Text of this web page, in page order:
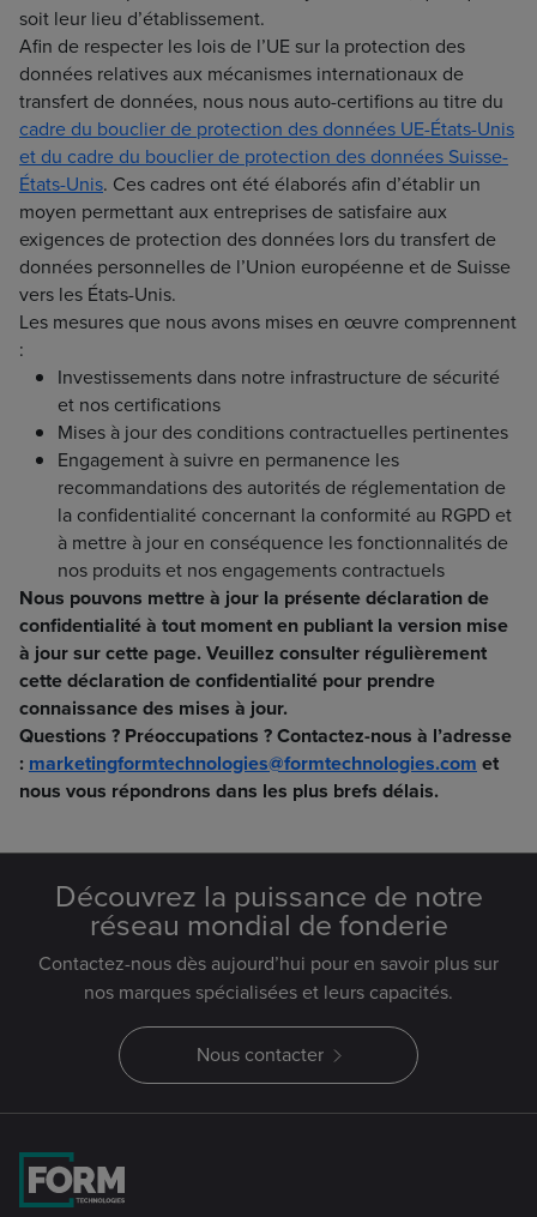
soit leur lieu d’établissement.
Afin de respecter les lois de l’UE sur la protection des
données relatives aux mécanismes internationaux de
transfert de données, nous nous auto-certifions au titre du
cadre du bouclier de protection des données UE-États-Unis
et du cadre du bouclier de protection des données Suisse-
États-Unis. Ces cadres ont été élaborés afin d’établir un
moyen permettant aux entreprises de satisfaire aux
exigences de protection des données lors du transfert de
données personnelles de l’Union européenne et de Suisse
vers les États-Unis.
Les mesures que nous avons mises en œuvre comprennent
:
Investissements dans notre infrastructure de sécurité
et nos certifications
Mises à jour des conditions contractuelles pertinentes
Engagement à suivre en permanence les
recommandations des autorités de réglementation de
la confidentialité concernant la conformité au RGPD et
à mettre à jour en conséquence les fonctionnalités de
nos produits et nos engagements contractuels
Nous pouvons mettre à jour la présente déclaration de
confidentialité à tout moment en publiant la version mise
à jour sur cette page. Veuillez consulter régulièrement
cette déclaration de confidentialité pour prendre
connaissance des mises à jour.
Questions ? Préoccupations ? Contactez-nous à l’adresse
: marketingformtechnologies@formtechnologies.com et
nous vous répondrons dans les plus brefs délais.
Découvrez la puissance de notre
réseau mondial de fonderie
Contactez-nous dès aujourd’hui pour en savoir plus sur
nos marques spécialisées et leurs capacités.
Nous contacter